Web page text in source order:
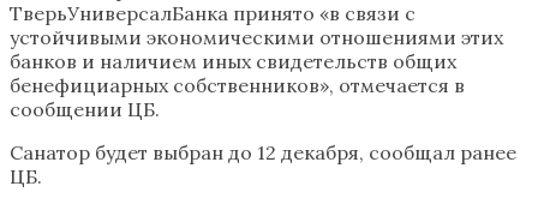
ТверьУниверсалБанка принято «в связи с
устойчивыми экономическими отношениями этих
банков и наличием иных свидетельств общих
бенефициарных собственников», отмечается в
сообщении ЦБ.
Санатор будет выбран до 12 декабря, сообщал ранее
ЦБ.